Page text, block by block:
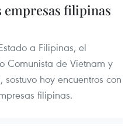
empresas filipinas
a Filipinas, el
Comunista de Vietnam y
hoy encuentros con
filipinas.